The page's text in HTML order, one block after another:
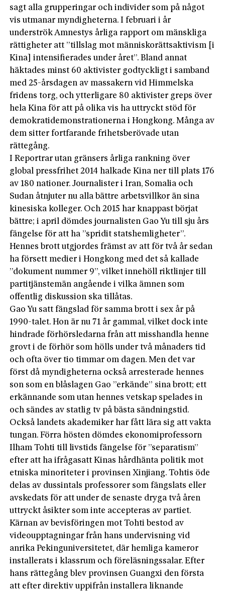
sagt alla grupperingar och individer som på något
vis utmanar myndigheterna. I februari i år
underströk Amnestys årliga rapport om mänskliga
rättigheter att ”tillslag mot människorättsaktivism [i
Kina] intensifierades under året”. Bland annat
häktades minst 60 aktivister godtyckligt i samband
med 25-årsdagen av massakern vid Himmelska
fridens torg, och ytterligare 80 aktivister greps över
hela Kina för att på olika vis ha uttryckt stöd för
demokratidemonstrationerna i Hongkong. Många av
dem sitter fortfarande frihetsberövade utan
rättegång.
I Reportrar utan gränsers årliga rankning över
global pressfrihet 2014 halkade Kina ner till plats 176
av 180 nationer. Journalister i Iran, Somalia och
Sudan åtnjuter nu alla bättre arbetsvillkor än sina
kinesiska kolleger. Och 2015 har knappast börjat
bättre; i april dömdes journalisten Gao Yu till sju års
fängelse för att ha ”spridit statshemligheter”.
Hennes brott utgjordes främst av att för två år sedan
ha försett medier i Hongkong med det så kallade
”dokument nummer 9”, vilket innehöll riktlinjer till
partitjänstemän angående i vilka ämnen som
offentlig diskussion ska tillåtas.
Gao Yu satt fängslad för samma brott i sex år på
1990-talet. Hon är nu 71 år gammal, vilket dock inte
hindrade förhörsledarna från att misshandla henne
grovt i de förhör som hölls under två månaders tid
och ofta över tio timmar om dagen. Men det var
först då myndigheterna också arresterade hennes
son som en blåslagen Gao ”erkände” sina brott; ett
erkännande som utan hennes vetskap spelades in
och sändes av statlig tv på bästa sändningstid.
Också landets akademiker har fått lära sig att vakta
tungan. Förra hösten dömdes ekonomiprofessorn
Ilham Tohti till livstids fängelse för ”separatism”
efter att ha ifrågasatt Kinas hårdhänta politik mot
etniska minoriteter i provinsen Xinjiang. Tohtis öde
delas av dussintals professorer som fängslats eller
avskedats för att under de senaste dryga två åren
uttryckt åsikter som inte accepteras av partiet.
Kärnan av bevisföringen mot Tohti bestod av
videoupptagningar från hans undervisning vid
anrika Pekinguniversitetet, där hemliga kameror
installerats i klassrum och föreläsningssalar. Efter
hans rättegång blev provinsen Guangxi den första
att efter direktiv uppifrån installera liknande